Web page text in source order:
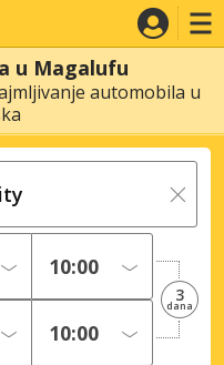
u Magalufu
automobila u
3
dana